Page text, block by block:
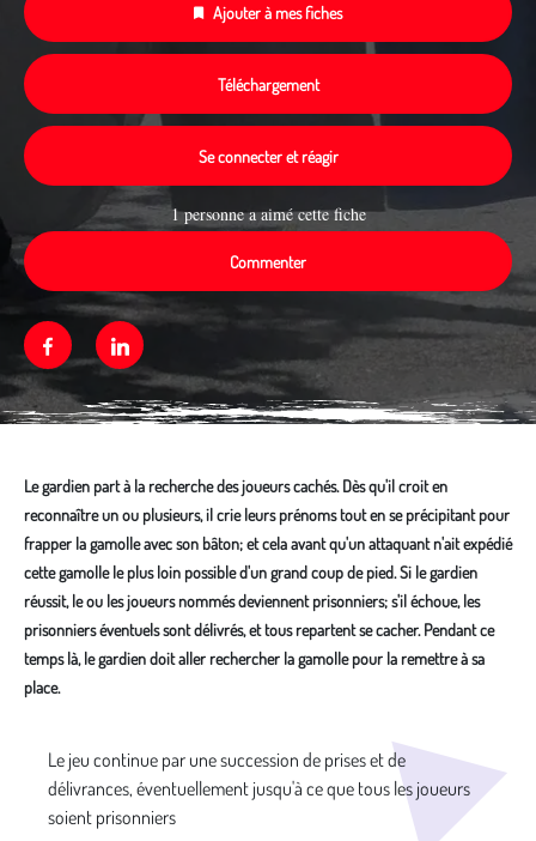
Ajouter à mes fiches
Téléchargement
Se connecter et réagir
1 personne a aimé cette fiche
Commenter
FacebookLinkedin
Le gardien part à la recherche des joueurs cachés. Dès qu'il croit en
reconnaître un ou plusieurs, il crie leurs prénoms tout en se précipitant pour
frapper la gamolle avec son bâton; et cela avant qu'un attaquant n'ait expédié
cette gamolle le plus loin possible d'un grand coup de pied. Si le gardien
réussit, le ou les joueurs nommés deviennent prisonniers; s'il échoue, les
prisonniers éventuels sont délivrés, et tous repartent se cacher. Pendant ce
temps là, le gardien doit aller rechercher la gamolle pour la remettre à sa
place.
Le jeu continue par une succession de prises et de
délivrances, éventuellement jusqu'à ce que tous les joueurs
soient prisonniers